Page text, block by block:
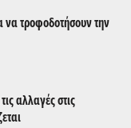
να τροφοδοτήσουν την
αλλαγές στις